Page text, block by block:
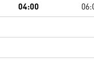
04:00